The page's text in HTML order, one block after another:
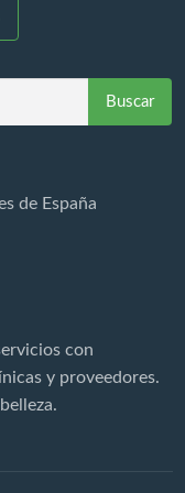
de los
QUE UNA
y
de España
con
y proveedores.